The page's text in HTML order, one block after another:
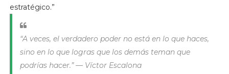
estratégico.”
“A veces, el verdadero poder no está en lo que haces,
sino en lo que logras que los demás teman que
podrías hacer.” — Víctor Escalona